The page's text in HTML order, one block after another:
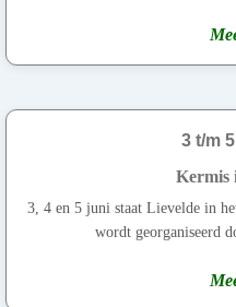
3 t/m
Kermis
3, 4 en 5 juni staat Lievelde in
wordt georganiseerd